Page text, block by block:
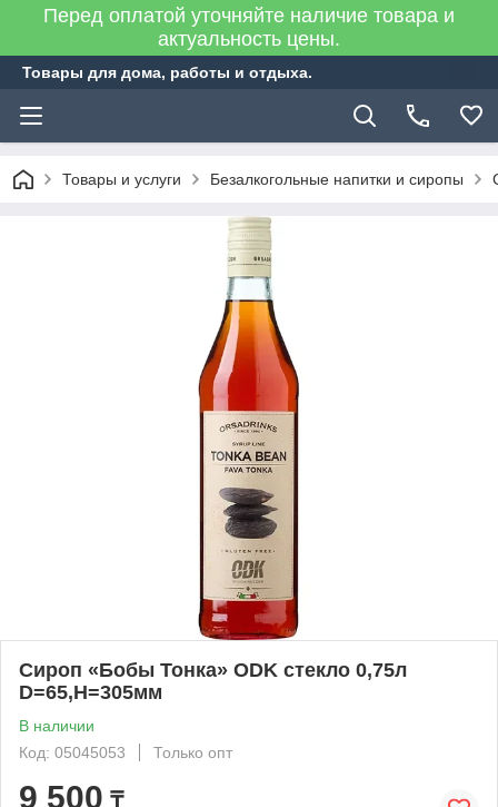
Перед оплатой уточняйте наличие товара и
актуальность цены.
Товары для дома, работы и отдыха.
Товары и услуги Безалкогольные напитки и сиропы
Сироп «Бобы Тонка» ODK стекло 0,75л
D=65,H=305мм
В наличии
Код: 05045053
Только опт
9 500 ₸